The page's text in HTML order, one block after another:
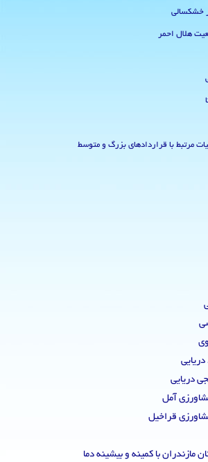
خشکسالی
هلال احمر
مرتبط با قراردادهای بزرگ و متوسط
دریایی
دریایی
آمل
قراخیل